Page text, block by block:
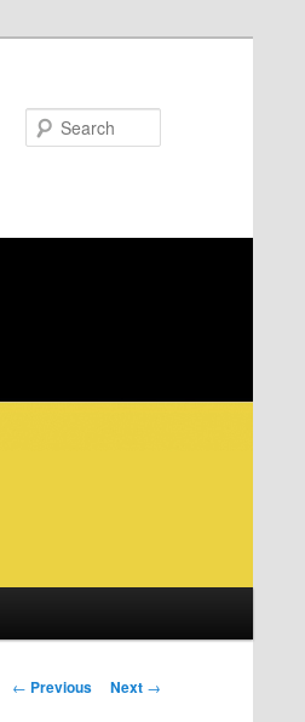
Post
← Previous Next →